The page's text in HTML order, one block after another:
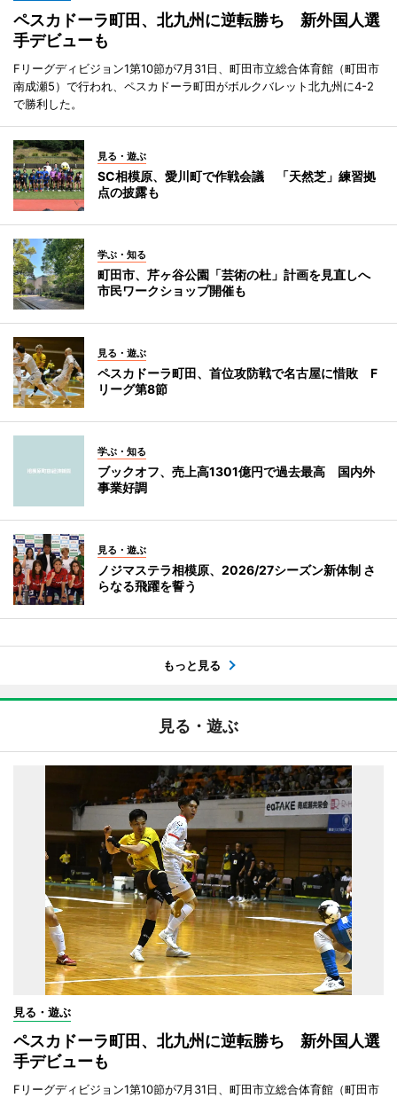
ペスカドーラ町田、北九州に逆転勝ち 新外国人選
手デビューも
Fリーグディビジョン1第10節が7月31日、町田市立総合体育館（町田市
南成瀬5）で行われ、ペスカドーラ町田がボルクバレット北九州に4-2
で勝利した。
見る・遊ぶ
SC相模原、愛川町で作戦会議 「天然芝」練習拠
点の披露も
学ぶ・知る
町田市、芹ヶ谷公園「芸術の杜」計画を見直しへ
市民ワークショップ開催も
見る・遊ぶ
ペスカドーラ町田、首位攻防戦で名古屋に惜敗 F
リーグ第8節
学ぶ・知る
ブックオフ、売上高1301億円で過去最高 国内外
事業好調
見る・遊ぶ
ノジマステラ相模原、2026/27シーズン新体制 さ
らなる飛躍を誓う
もっと見る
見る・遊ぶ
見る・遊ぶ
ペスカドーラ町田、北九州に逆転勝ち 新外国人選
手デビューも
Fリーグディビジョン1第10節が7月31日、町田市立総合体育館（町田市